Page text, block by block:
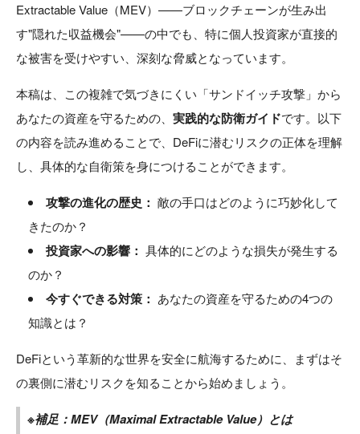
Extractable Value（MEV）——ブロックチェーンが生み出
す"隠れた収益機会"——の中でも、特に個人投資家が直接的
な被害を受けやすい、深刻な脅威となっています。
本稿は、この複雑で気づきにくい「サンドイッチ攻撃」から
あなたの資産を守るための、 実践的な防衛ガイドです。以下
の内容を読み進めることで、DeFiに潜むリスクの正体を理解
し、具体的な自衛策を身につけることができます。
攻撃の進化の歴史： 敵の手口はどのように巧妙化して
きたのか？
投資家への影響： 具体的にどのような損失が発生する
のか？
今すぐできる対策： あなたの資産を守るための4つの
知識とは？
DeFiという革新的な世界を安全に航海するために、まずはそ
の裏側に潜むリスクを知ることから始めましょう。
※補足：MEV（Maximal Extractable Value）とは